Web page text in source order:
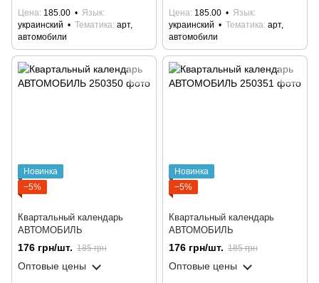
Цена 185.00
Язык
украинский
Тематика арт,
автомобили
Цена 185.00
Язык
украинский
Тематика арт,
автомобили
Новинка
−5%
Квартальный календарь
АВТОМОБИЛЬ
176 грн/шт. 185 грн
Оптовые цены
Новинка
−5%
Квартальный календарь
АВТОМОБИЛЬ
176 грн/шт. 185 грн
Оптовые цены